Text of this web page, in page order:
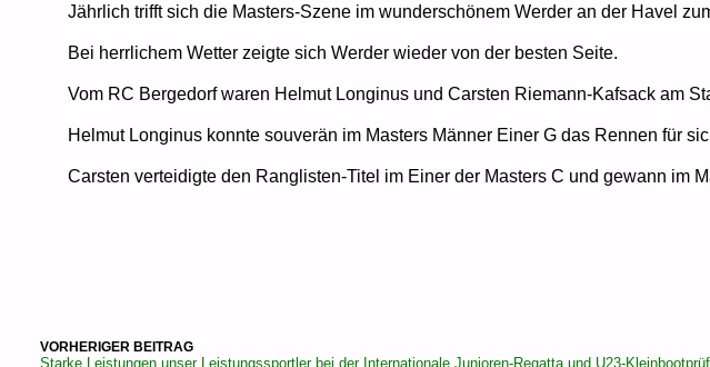
Jährlich trifft sich die Masters-Szene im wunderschönem Werder an der Havel
Bei herrlichem Wetter zeigte sich Werder wieder von der besten Seite.
Vom RC Bergedorf waren Helmut Longinus und Carsten Riemann-Kafsack am
Helmut Longinus konnte souverän im Masters Männer Einer G das Rennen für
Carsten verteidigte den Ranglisten-Titel im Einer der Masters C und gewann im
VORHERIGER BEITRAG
Starke Leistungen unser Leistungssportler bei der Internationale Junioren-Regatta und U23-